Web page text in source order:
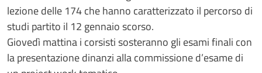
lezione delle 174 che hanno caratterizzato il percorso di
studi partito il 12 gennaio scorso.
Giovedì mattina i corsisti sosteranno gli esami finali con
la presentazione dinanzi alla commissione d’esame di